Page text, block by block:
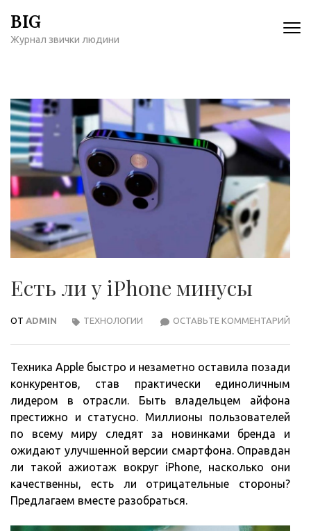
содержимому
BIG
Журнал звички людини
Есть ли у iPhone минусы
ОТ ADMIN ОСТАВЬТЕ КОММЕНТАРИЙ
ТЕХНОЛОГИИ
Техника Apple быстро и незаметно оставила позади
конкурентов, став практически единоличным
лидером в отрасли. Быть владельцем айфона
престижно и статусно. Миллионы пользователей
по всему миру следят за новинками бренда и
ожидают улучшенной версии смартфона. Оправдан
ли такой ажиотаж вокруг iPhone, насколько они
качественны, есть ли отрицательные стороны?
Предлагаем вместе разобраться.